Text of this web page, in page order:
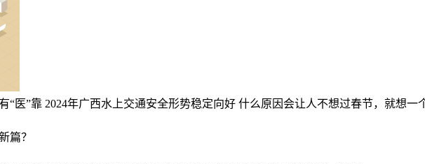
“医”靠 2024年广西水上交通安全形势稳定向好 什么原因会让人不想过春节，就想一
篇？